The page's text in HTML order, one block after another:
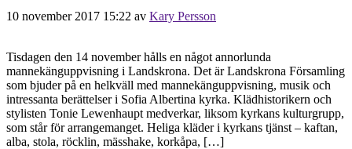
10 november 2017 15:22 av Kary Persson
Tisdagen den 14 november hålls en något annorlunda
mannekänguppvisning i Landskrona. Det är Landskrona Församling
som bjuder på en helkväll med mannekänguppvisning, musik och
intressanta berättelser i Sofia Albertina kyrka. Klädhistorikern och
stylisten Tonie Lewenhaupt medverkar, liksom kyrkans kulturgrupp,
som står för arrangemanget. Heliga kläder i kyrkans tjänst – kaftan,
alba, stola, röcklin, mässhake, korkåpa, […]